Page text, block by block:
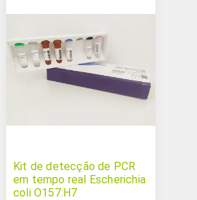
Kit de detecção de PCR
em tempo real Escherichia
coli O157:H7